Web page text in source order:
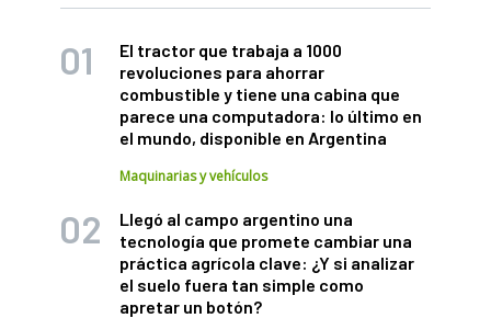
El tractor que trabaja a 1000
revoluciones para ahorrar
combustible y tiene una cabina que
parece una computadora: lo último en
el mundo, disponible en Argentina
Maquinarias y vehículos
Llegó al campo argentino una
tecnología que promete cambiar una
práctica agrícola clave: ¿Y si analizar
el suelo fuera tan simple como
apretar un botón?